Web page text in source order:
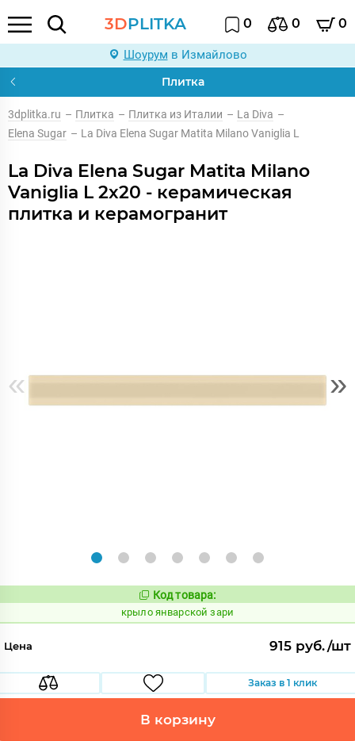
3DPLITKA 0 0 0
Шоурум в Измайлово
Плитка
3dplitka.ru – Плитка – Плитка из Италии – La Diva –
Elena Sugar – La Diva Elena Sugar Matita Milano Vaniglia L
La Diva Elena Sugar Matita Milano
Vaniglia L 2x20 - керамическая
плитка и керамогранит
« »
Код:
843403
Код товара:
крыло январской зари
Цена 915 руб./шт
Заказ в 1 клик
В корзину